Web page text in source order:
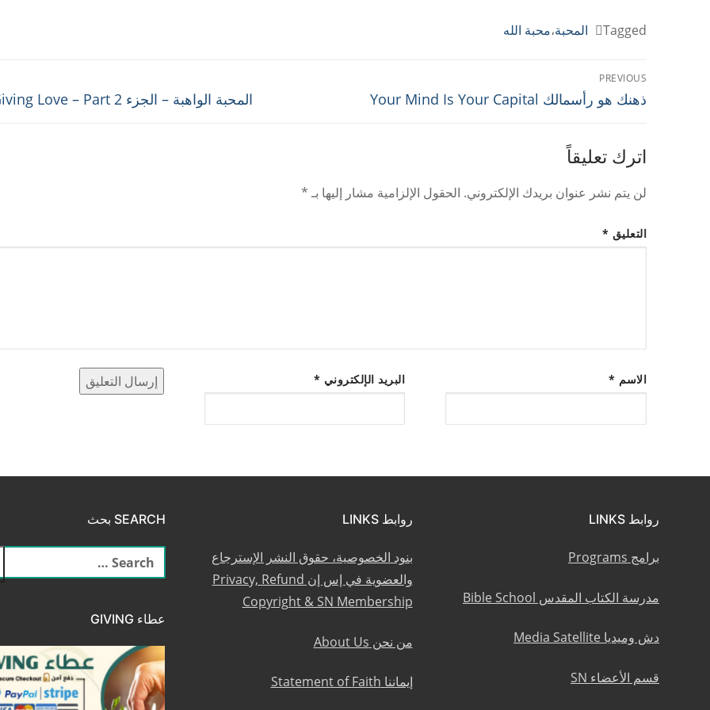
Tagged
المحبة،محبة الله
تصفّح
المقالات
PREVIOUS
Previous
ذهنك هو رأسمالك Your Mind Is Your Capital
Next
المحبة الواهبة – الجزء 2 The Giving Love – Part
اترك تعليقاً
لن يتم نشر عنوان بريدك الإلكتروني. الحقول الإلزامية مشار إليها بـ*
التعليق *
الاسم * البريد الإلكتروني *
روابط LINKS
برامج Programs
مدرسة الكتاب المقدس Bible School
دش وميديا Media Satellite
قسم الأعضاء SN
روابط LINKS
بنود الخصوصية، حقوق النشر الإسترجاع
والعضوية في إس إن Privacy, Refund
Copyright & SN Membership
من نحن About Us
إيماننا Statement of Faith
SEARCH بحث
البحث
عن:
عطاء GIVING